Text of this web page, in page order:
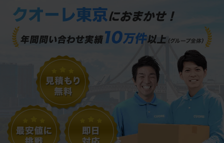
クオーレ東京におまかせ！